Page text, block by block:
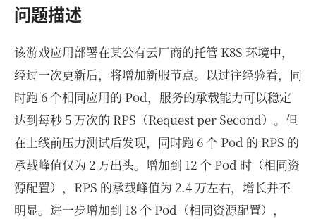
问题描述
该游戏应用部署在某公有云厂商的托管 K8S 环境中，
经过一次更新后，将增加新服节点。以过往经验看，同
时跑 6 个相同应用的 Pod，服务的承载能力可以稳定
达到每秒 5 万次的 RPS（Request per Second）。但
在上线前压力测试后发现，同时跑 6 个 Pod 的 RPS 的
承载峰值仅为 2 万出头。增加到 12 个 Pod 时（相同资
源配置），RPS 的承载峰值为 2.4 万左右，增长并不
明显。进一步增加到 18 个 Pod（相同资源配置），